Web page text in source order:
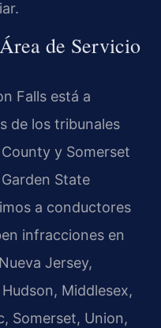
de Servicio
Falls está a
de los tribunales
y Somerset
State
a conductores
infracciones en
Jersey,
Middlesex,
Somerset, Union,